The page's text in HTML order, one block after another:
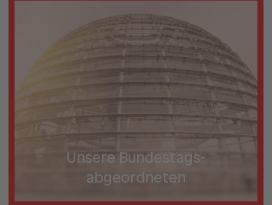
Unsere Bundestags­
abgeordneten